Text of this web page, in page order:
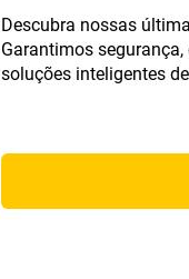
Descubra nossas
Garantimos
soluções inteligentes